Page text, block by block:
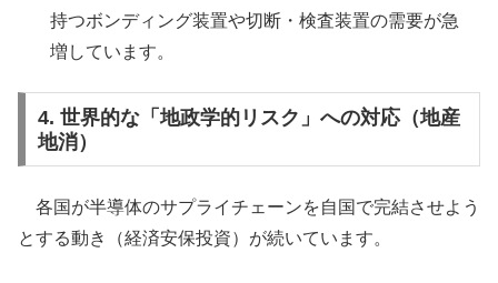
持つボンディング装置や切断・検査装置の需要が急
増しています。
4. 世界的な「地政学的リスク」への対応（地産
地消）
各国が半導体のサプライチェーンを自国で完結させよう
とする動き（経済安保投資）が続いています。